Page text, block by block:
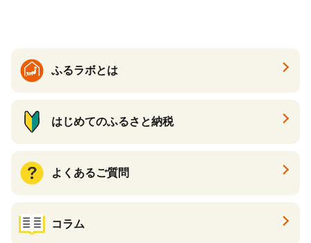
ふるラボとは
はじめてのふるさと納税
よくあるご質問
コラム